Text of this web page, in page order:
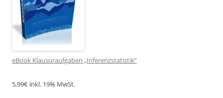
eBook Klausuraufgaben „Inferenzstatistik“
5,99€ inkl. 19% MwSt.